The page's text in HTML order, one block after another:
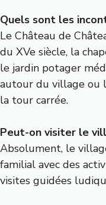
Quels sont les
Le Château de
du XVe siècle, la
le jardin potager
autour du village ou
la tour carrée.
Peut-on visiter le
Absolument, le
familial avec des
visites guidées